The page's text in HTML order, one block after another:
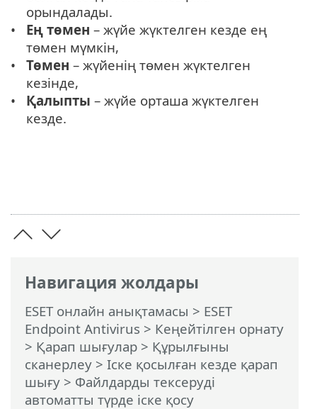
Навигация жолдары
ESET онлайн анықтамасы > ESET
Endpoint Antivirus > Кеңейтілген орнату
> Қарап шығулар > Құрылғыны
сканерлеу > Іске қосылған кезде қарап
шығу > Файлдарды тексеруді
автоматты түрде іске қосу
орындалады.
Ең төмен – жүйе жүктелген кезде ең
төмен мүмкін,
Төмен – жүйенің төмен жүктелген
кезінде,
Қалыпты – жүйе орташа жүктелген
кезде.